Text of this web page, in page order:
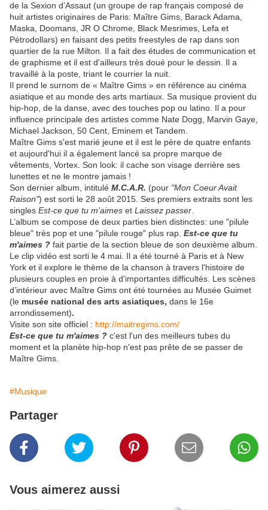
de la Sexion d’Assaut (un groupe de rap français composé de
huit artistes originaires de Paris: Maître Gims, Barack Adama,
Maska, Doomans, JR O Chrome, Black Mesrimes, Lefa et
Pétrodollars) en faisant des petits freestyles de rap dans son
quartier de la rue Milton. Il a fait des études de communication et
de graphisme et il est d'ailleurs très doué pour le dessin. Il a
travaillé à la poste, triant le courrier la nuit.
Il prend le surnom de « Maître Gims » en référence au cinéma
asiatique et au monde des arts martiaux. Sa musique provient du
hip-hop, de la danse, avec des touches pop ou latino. Il a pour
influence principale des artistes comme Nate Dogg, Marvin Gaye,
Michael Jackson, 50 Cent, Eminem et Tandem.
Maître Gims s'est marié jeune et il est le père de quatre enfants
et aujourd'hui il a également lancé sa propre marque de
vêtements, Vortex. Son look: il cache son visage derrière ses
lunettes et ne le montre jamais !
Son dernier album, intitulé M.C.A.R. (pour "Mon Coeur Avait
Raison") est sorti le 28 août 2015. Ses premiers extraits sont les
singles Est-ce que tu m’aimes et Laissez passer
L’album se compose de deux parties bien distinctes: une "pilule
bleue" très pop et une "pilule rouge" plus rap. Est-ce que tu
m'aimes ? fait partie de la section bleue de son deuxième album.
Le clip vidéo est sorti le 4 mai. Il a été tourné à Paris et à New
York et il explore le thème de la chanson à travers l'histoire de
plusieurs couples en proie à d'importantes difficultés. Les scènes
d’intérieur avec Maître Gims ont été tournées au Musée Guimet
(le musée national des arts asiatiques, dans le 16e
arrondissement).
Visite son site officiel : http://maitregims.com/
Est-ce que tu m'aimes ? c'est l'un des meilleurs tubes du
moment et la planète hip-hop n'est pas prête de se passer de
Maître Gims.
#Musique
Partager
Vous aimerez aussi